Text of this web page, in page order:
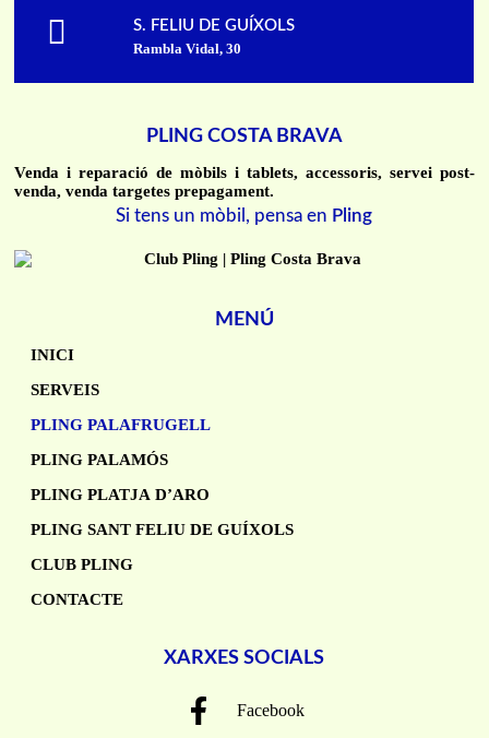
S. FELIU DE GUÍXOLS
Rambla Vidal, 30
PLING COSTA BRAVA
Venda i reparació de mòbils i tablets, accessoris, servei post-
venda, venda targetes prepagament.
Si tens un mòbil, pensa en Pling
MENÚ
INICI
SERVEIS
PLING PALAFRUGELL
PLING PALAMÓS
PLING PLATJA D’ARO
PLING SANT FELIU DE GUÍXOLS
CLUB PLING
CONTACTE
XARXES SOCIALS
Facebook